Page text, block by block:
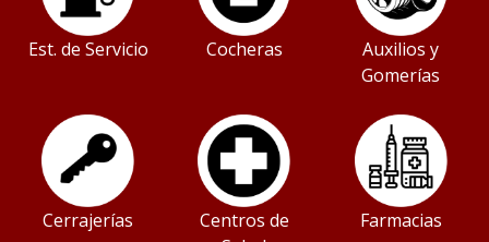
Est. de Servicio Cocheras
Auxilios y
Gomerías
Cerrajerías
Centros de
Farmacias